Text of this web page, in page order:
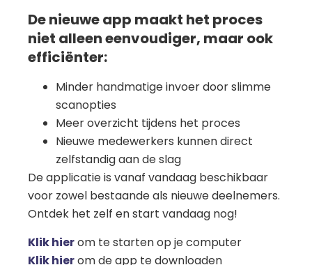
De nieuwe app maakt het proces
niet alleen eenvoudiger, maar ook
efficiënter:
Minder handmatige invoer door slimme
scanopties
Meer overzicht tijdens het proces
Nieuwe medewerkers kunnen direct
zelfstandig aan de slag
De applicatie is vanaf vandaag beschikbaar
voor zowel bestaande als nieuwe deelnemers.
Ontdek het zelf en start vandaag nog!
Klik hierom te starten op je computer
Klik hierom de app te downloaden